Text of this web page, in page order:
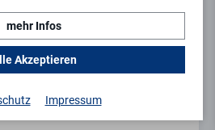
mehr Infos
Akzeptieren
Impressum